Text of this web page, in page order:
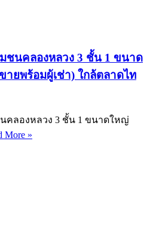
ชนคลองหลวง 3 ชั้น 1 ขนาด
ายพร้อมผู้เช่า) ใกล้ตลาดไท
คลองหลวง 3 ชั้น 1 ขนาดใหญ่
More »